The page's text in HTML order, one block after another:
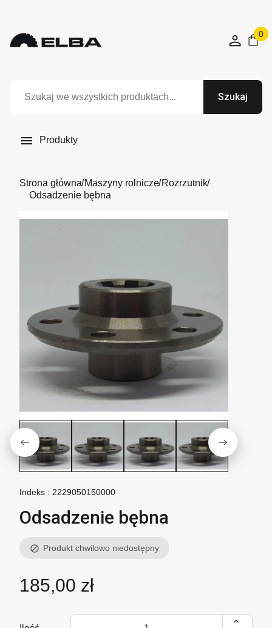
0
Szukaj
 Produkty
Strona główna Maszyny rolnicze Rozrzutnik
Odsadzenie bębna
Niedostępny
Indeks : 2229050150000
Odsadzenie bębna
block Produkt chwilowo niedostępny
185,00 zł